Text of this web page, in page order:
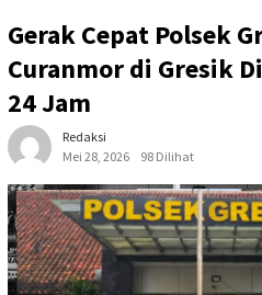
Gerak Cepat Polsek
Curanmor di Gresik
24 Jam
Redaksi
Mei 28, 2026
98 Dilihat